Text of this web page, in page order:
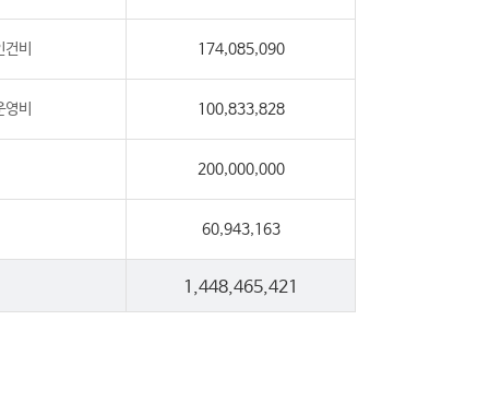
건비 174,085,090
영비 100,833,828
200,000,000
60,943,163
1,448,465,421